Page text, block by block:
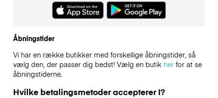
Åbningstider
Vi har en række butikker med forskellige åbningstider, så
vælg den, der passer dig bedst! Vælg en butik herfor at se
åbningstiderne.
Hvilke betalingsmetoder accepterer I?